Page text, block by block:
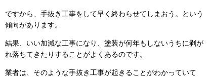
ですから、手抜き工事をして早く終わらせてしまおう。という
傾向があります。
結果、いい加減な工事になり、塗装が何年もしないうちに剥が
れ落ちてきたりすることがよくあるのです。
業者は、そのような手抜き工事が起きることがわかっていて